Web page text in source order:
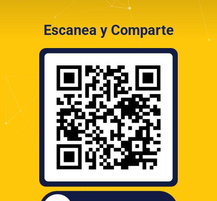
Escanea y Comparte